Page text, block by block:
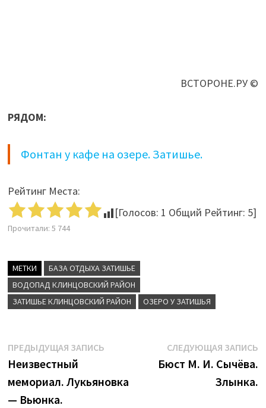
ВСТОРОНЕ.РУ ©
РЯДОМ:
Фонтан у кафе на озере. Затишье.
Рейтинг Места:
[Голосов: 1 Общий Рейтинг: 5]
Прочитали: 5 744
МЕТКИ
БАЗА ОТДЫХА ЗАТИШЬЕ
ВОДОПАД КЛИНЦОВСКИЙ РАЙОН
ЗАТИШЬЕ КЛИНЦОВСКИЙ РАЙОН
ОЗЕРО У ЗАТИШЬЯ
Навигация
по
записям
ПРЕДЫДУЩАЯ ЗАПИСЬПредыдущая
Неизвестный
мемориал. Лукьяновка
— Вьюнка.
СЛЕДУЮЩАЯ ЗАПИСЬ
Бюст М. И. Сычёва.
Злынка.